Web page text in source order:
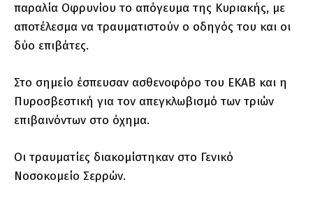
παραλία Οφρυνίου το απόγευμα της Κυριακής, με
αποτέλεσμα να τραυματιστούν ο οδηγός του και οι
δύο επιβάτες.
Στο σημείο έσπευσαν ασθενοφόρο του ΕΚΑΒ και η
Πυροσβεστική για τον απεγκλωβισμό των τριών
επιβαινόντων στο όχημα.
Οι τραυματίες διακομίστηκαν στο Γενικό
Νοσοκομείο Σερρών.